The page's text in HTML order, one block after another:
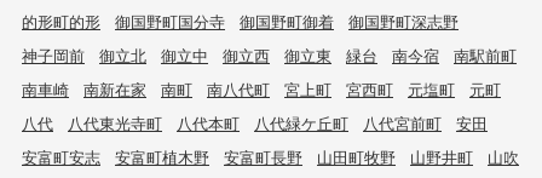
的形町的形
御国野町国分寺 御国野町御着
御国野町深志野
神子岡前
御立北 御立中 御立西 御立東 緑台 南今宿
南駅前町
南車崎
南新在家 南町 南八代町 宮上町 宮西町 元塩町
元町
八代
八代東光寺町 八代本町 八代緑ケ丘町 八代宮前町
安田
安富町安志
安富町植木野 安富町長野 山田町牧野 山野井町
山吹